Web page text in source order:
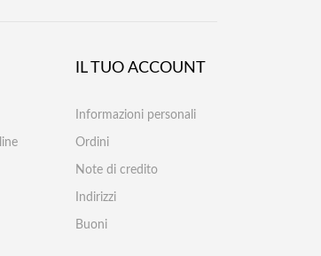
IL TUO ACCOUNT
Informazioni personali
Ordini
Note di credito
Indirizzi
Buoni